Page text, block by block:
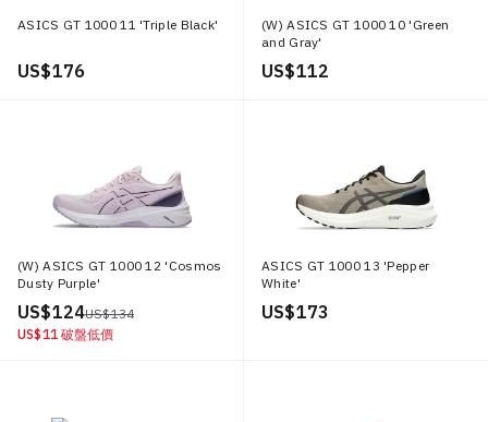
ASICS GT 1000 11 'Triple Black'
US$ 176
(W) ASICS GT 1000 10 'Green
and Gray'
US$ 112
(W) ASICS GT 1000 12 'Cosmos
Dusty Purple'
US$ 124US$ 134
US$ 11 破盤低價
ASICS GT 1000 13 'Pepper
White'
US$ 173